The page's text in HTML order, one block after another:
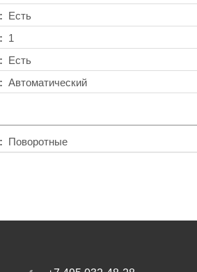
Есть
1
Есть
Автоматический
Поворотные